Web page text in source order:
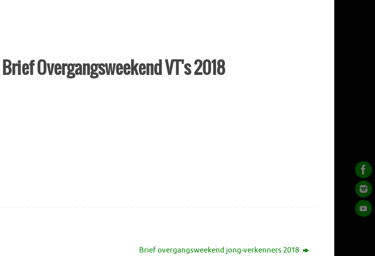
Brief Overgangsweekend VT's 2018
Brief overgangsweekend jong-verkenners 2018